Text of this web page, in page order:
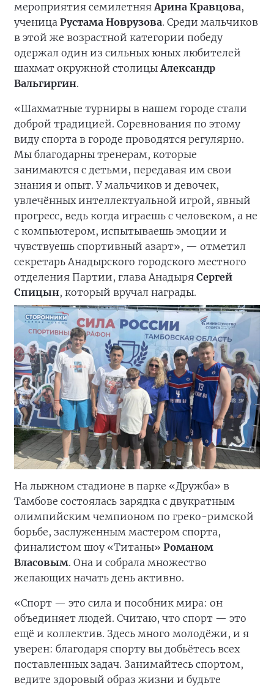
мероприятия семилетняяАрина Кравцова,
ученица Рустама Новрузова. Среди мальчиков
в этой же возрастной категории победу
одержал один из сильных юных любителей
шахмат окружной столицыАлександр
Вальгиргин.
«Шахматные турниры в нашем городе стали
доброй традицией. Соревнования по этому
виду спорта в городе проводятся регулярно.
Мы благодарны тренерам, которые
занимаются с детьми, передавая им свои
знания и опыт. У мальчиков и девочек,
увлечённых интеллектуальной игрой, явный
прогресс, ведь когда играешь с человеком, а не
с компьютером, испытываешь эмоции и
чувствуешь спортивный азарт», — отметил
секретарь Анадырского городского местного
отделения Партии, глава Анадыря Сергей
Спицын, который вручал награды.
На лыжном стадионе в парке «Дружба» в
Тамбове состоялась зарядка с двукратным
олимпийским чемпионом по греко-римской
борьбе, заслуженным мастером спорта,
финалистом шоу «Титаны» Романом
Власовым. Она и собрала множество
желающих начать день активно.
«Спорт — это сила и пособник мира: он
объединяет людей. Считаю, что спорт — это
ещё и коллектив. Здесь много молодёжи, и я
уверен: благодаря спорту вы добьётесь всех
поставленных задач. Занимайтесь спортом,
ведите здоровый образ жизни и будьте